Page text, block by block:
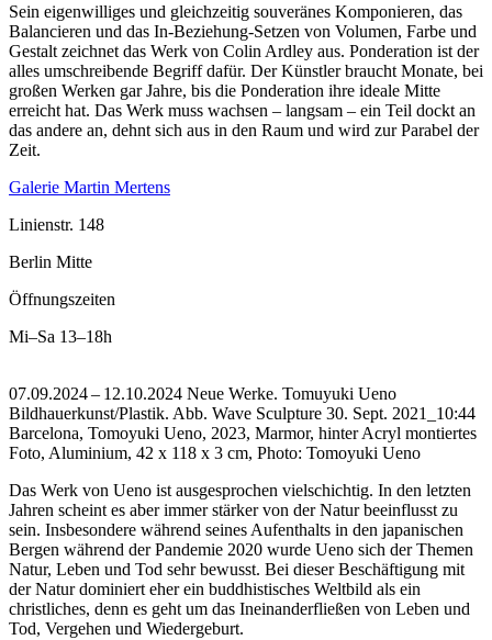
Sein eigenwilliges und gleichzeitig souveränes Komponieren, das
Balancieren und das In-Beziehung-Setzen von Volumen, Farbe und
Gestalt zeichnet das Werk von Colin Ardley aus. Ponderation ist der
alles umschreibende Begriff dafür. Der Künstler braucht Monate, bei
großen Werken gar Jahre, bis die Ponderation ihre ideale Mitte
erreicht hat. Das Werk muss wachsen – langsam – ein Teil dockt an
das andere an, dehnt sich aus in den Raum und wird zur Parabel der
Zeit.
Galerie Martin Mertens
Linienstr. 148
Berlin Mitte
Öffnungszeiten
Mi–Sa 13–18h
07.09.2024 – 12.10.2024 Neue Werke. Tomuyuki Ueno
Bildhauerkunst/Plastik. Abb. Wave Sculpture 30. Sept. 2021_10:44
Barcelona, Tomoyuki Ueno, 2023, Marmor, hinter Acryl montiertes
Foto, Aluminium, 42 x 118 x 3 cm, Photo: Tomoyuki Ueno
Das Werk von Ueno ist ausgesprochen vielschichtig. In den letzten
Jahren scheint es aber immer stärker von der Natur beeinflusst zu
sein. Insbesondere während seines Aufenthalts in den japanischen
Bergen während der Pandemie 2020 wurde Ueno sich der Themen
Natur, Leben und Tod sehr bewusst. Bei dieser Beschäftigung mit
der Natur dominiert eher ein buddhistisches Weltbild als ein
christliches, denn es geht um das Ineinanderfließen von Leben und
Tod, Vergehen und Wiedergeburt.